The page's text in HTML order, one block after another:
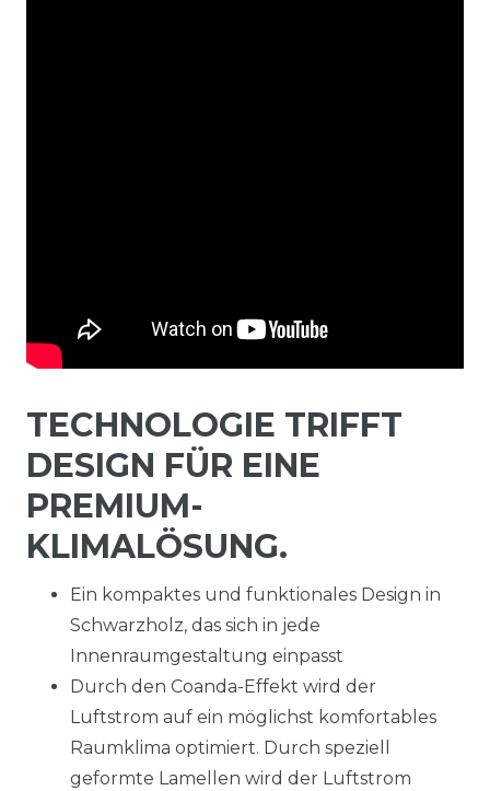
TECHNOLOGIE TRIFFT
DESIGN FÜR EINE
PREMIUM-
KLIMALÖSUNG.
Ein kompaktes und funktionales Design in
Schwarzholz, das sich in jede
Innenraumgestaltung einpasst
Durch den Coanda-Effekt wird der
Luftstrom auf ein möglichst komfortables
Raumklima optimiert. Durch speziell
geformte Lamellen wird der Luftstrom